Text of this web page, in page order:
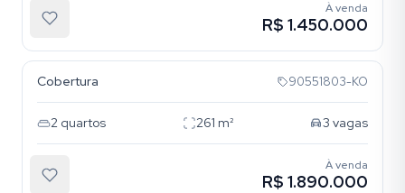
À venda
R$ 1.450.000
Cobertura 90551803-KO
2 quartos 261 m² 3 vagas
À venda
R$ 1.890.000